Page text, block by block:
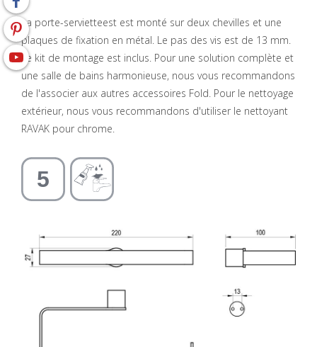
La porte-servietteest est monté sur deux chevilles et une
plaques de fixation en métal. Le pas des vis est de 13 mm.
Le kit de montage est inclus. Pour une solution complète et
une salle de bains harmonieuse, nous vous recommandons
de l'associer aux autres accessoires Fold. Pour le nettoyage
extérieur, nous vous recommandons d'utiliser le nettoyant
RAVAK pour chrome.